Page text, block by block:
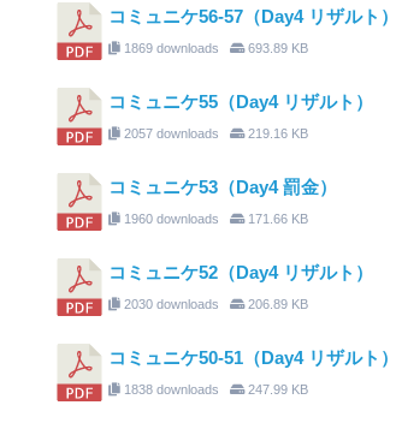
コミュニケ56-57（Day4 リザルト）
1869 downloads 693.89 KB
コミュニケ55（Day4 リザルト）
2057 downloads 219.16 KB
コミュニケ53（Day4 罰金）
1960 downloads 171.66 KB
コミュニケ52（Day4 リザルト）
2030 downloads 206.89 KB
コミュニケ50-51（Day4 リザルト）
1838 downloads 247.99 KB